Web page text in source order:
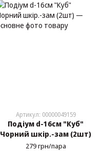
Артикул: 00000049159
Подіум d-16см "Куб"
Чорний шкір.-зам (2шт)
279 грн/пара